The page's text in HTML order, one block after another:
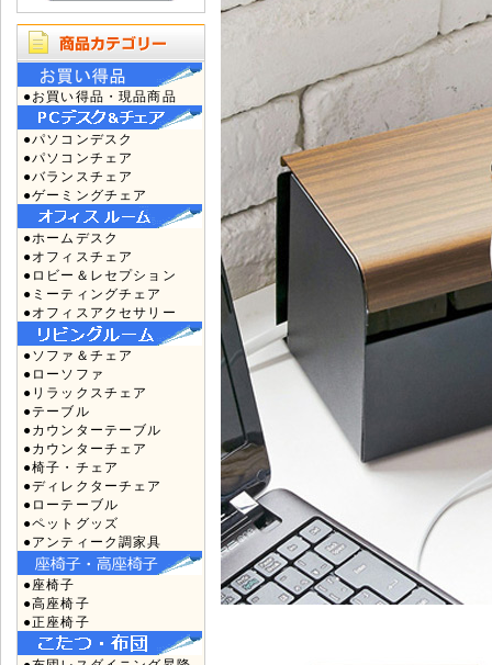
●お買い得品・現品商品
●パソコンデスク
●パソコンチェア
●バランスチェア
●ゲーミングチェア
●ホームデスク
●オフィスチェア
●ロビー＆レセプション
●ミーティングチェア
●オフィスアクセサリー
●ソファ＆チェア
●ローソファ
●リラックスチェア
●テーブル
●カウンターテーブル
●カウンターチェア
●椅子・チェア
●ディレクターチェア
●ローテーブル
●ペットグッズ
●アンティーク調家具
●座椅子
●高座椅子
●正座椅子